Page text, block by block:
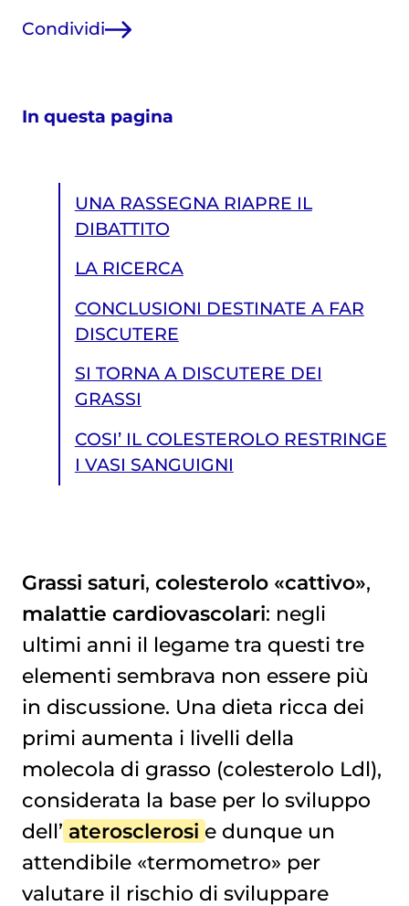
Condividi
In questa pagina
UNA RASSEGNA RIAPRE IL
DIBATTITO
LA RICERCA
CONCLUSIONI DESTINATE A FAR
DISCUTERE
SI TORNA A DISCUTERE DEI
GRASSI
COSI’ IL COLESTEROLO RESTRINGE
I VASI SANGUIGNI
COSI’ IL COLESTEROLO RESTRINGE I VASI SANGUIGNI
Grassi saturi, colesterolo «cattivo»,
malattie cardiovascolari: negli
ultimi anni il legame tra questi tre
elementi sembrava non essere più
in discussione. Una dieta ricca dei
primi aumenta i livelli della
molecola di grasso (colesterolo Ldl),
considerata la base per lo sviluppo
dell’ aterosclerosi e dunque un
attendibile «termometro» per
valutare il rischio di sviluppare